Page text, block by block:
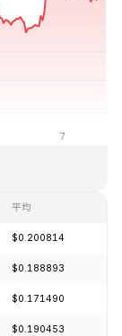
平均
$0.200814
$0.188893
$0.171490
$0.190453